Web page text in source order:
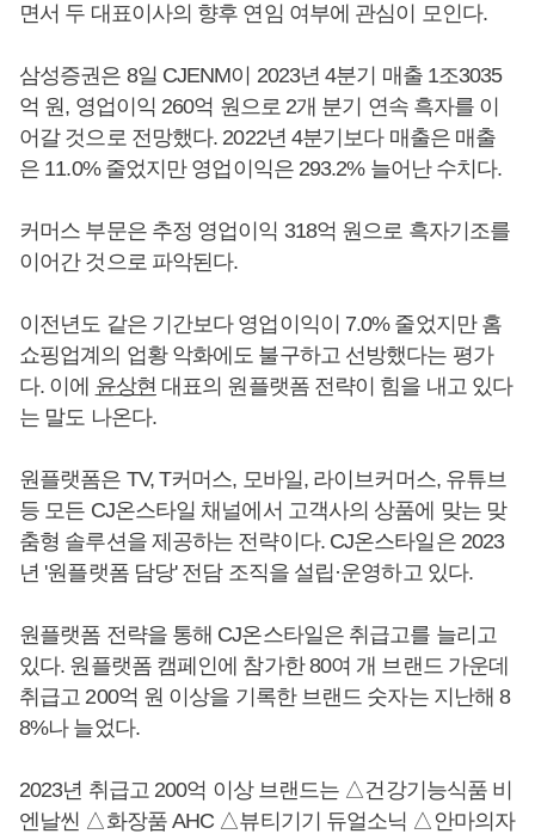
면서 두 대표이사의 향후 연임 여부에 관심이 모인다.
삼성증권은 8일 CJENM이 2023년 4분기 매출 1조3035
억 원, 영업이익 260억 원으로 2개 분기 연속 흑자를 이
어갈 것으로 전망했다. 2022년 4분기보다 매출은 매출
은 11.0% 줄었지만 영업이익은 293.2% 늘어난 수치다.
커머스 부문은 추정 영업이익 318억 원으로 흑자기조를
이어간 것으로 파악된다.
이전년도 같은 기간보다 영업이익이 7.0% 줄었지만 홈
쇼핑업계의 업황 악화에도 불구하고 선방했다는 평가
다. 이에 윤상현 대표의 원플랫폼 전략이 힘을 내고 있다
는 말도 나온다.
원플랫폼은 TV, T커머스, 모바일, 라이브커머스, 유튜브
등 모든 CJ온스타일 채널에서 고객사의 상품에 맞는 맞
춤형 솔루션을 제공하는 전략이다. CJ온스타일은 2023
년 '원플랫폼 담당' 전담 조직을 설립·운영하고 있다.
원플랫폼 전략을 통해 CJ온스타일은 취급고를 늘리고
있다. 원플랫폼 캠페인에 참가한 80여 개 브랜드 가운데
취급고 200억 원 이상을 기록한 브랜드 숫자는 지난해 8
8%나 늘었다.
2023년 취급고 200억 이상 브랜드는 △건강기능식품 비
엔날씬 △화장품 AHC △뷰티기기 듀얼소닉 △안마의자